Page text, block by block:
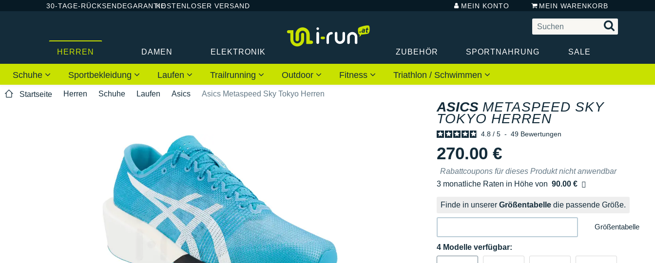
30-TAGE-RÜCKSENDEGARANTIEKOSTENLOSER VERSAND MEIN KONTO MEIN WARENKORB
HERREN DAMEN ELEKTRONIK ZUBEHÖR SPORTNAHRUNG SALE
Schuhe Sportbekleidung Laufen Trailrunning Outdoor Fitness Triathlon / Schwimmen
Startseite Herren Schuhe Laufen Asics Asics Metaspeed Sky Tokyo Herren
ASICS METASPEED SKY
TOKYO HERREN
4.8 / 5 - 49 Bewertungen
270.00 €
Rabattcoupons für dieses Produkt nicht anwendbar
3 monatliche Raten in Höhe von 90.00 €
Ohne Zusatzkosten
Finde in unserer Größentabelle die passende Größe.
Größentabelle
4 Modelle verfügbar: